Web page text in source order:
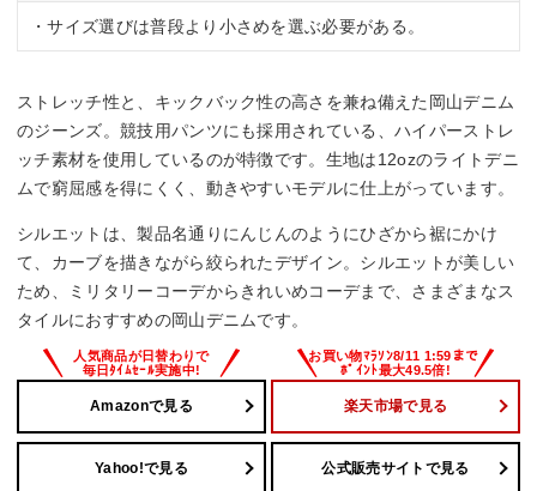
・サイズ選びは普段より小さめを選ぶ必要がある。
ストレッチ性と、キックバック性の高さを兼ね備えた岡山デニム
のジーンズ。競技用パンツにも採用されている、ハイパーストレ
ッチ素材を使用しているのが特徴です。生地は12ozのライトデニ
ムで窮屈感を得にくく、動きやすいモデルに仕上がっています。
シルエットは、製品名通りにんじんのようにひざから裾にかけ
て、カーブを描きながら絞られたデザイン。シルエットが美しい
ため、ミリタリーコーデからきれいめコーデまで、さまざまなス
タイルにおすすめの岡山デニムです。
Amazonで見る 楽天市場で見る
Yahoo!で見る 公式販売サイトで見る